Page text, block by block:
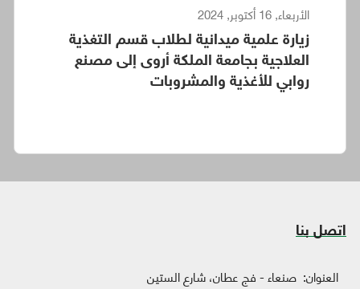
الأربعاء, 16 أكتوبر, 2024
زيارة علمية ميدانية لطلاب قسم التغذية
العلاجية بجامعة الملكة أروى إلى مصنع
روابي للأغذية والمشروبات
اتصل بنا
العنوان: صنعاء - فج عطان، شارع الستين